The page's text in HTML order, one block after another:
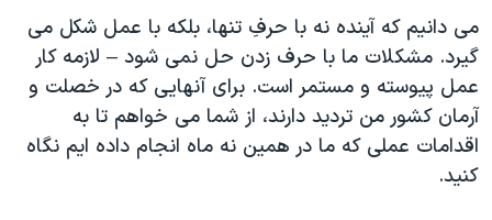
می دانیم که آینده نه با حرفِ تنها، بلکه با عمل شکل می
گیرد. مشکلات ما با حرف زدن حل نمی شود – لازمه کار
عمل پیوسته و مستمر است. برای آنهایی که در خصلت و
آرمان کشور من تردید دارند، از شما می خواهم تا به
اقدامات عملی که ما در همین نه ماه انجام داده ایم نگاه
کنید.